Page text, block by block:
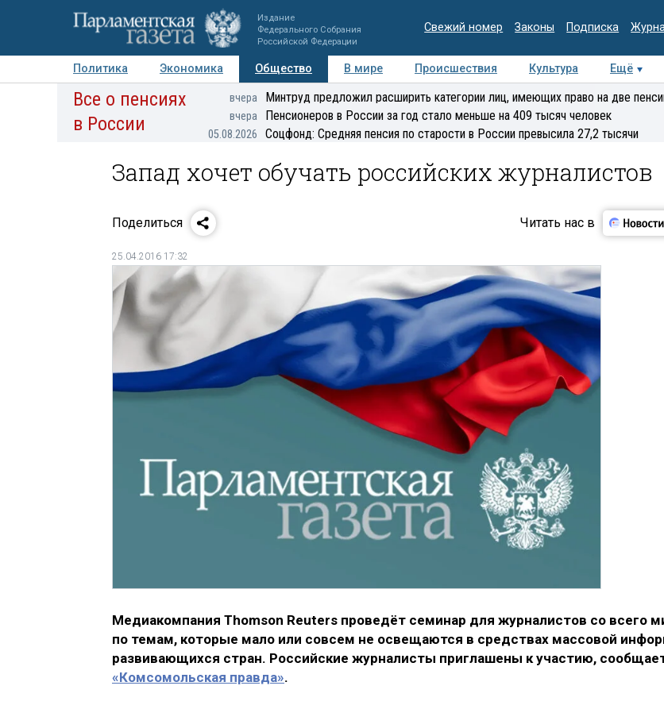
Издание
Федерального Собрания
Российской Федерации
Свежий номер Законы Подписка
Политика Экономика Общество В мире Происшествия Культура Ещё
Авторы Персоны Мнения Регионы Медиацентр Интервью Колумнисты
Все о пенсиях
в России
вчера Минтруд предложил расширить категории лиц, имеющих право на две
вчера Пенсионеров в России за год стало меньше на 409 тысяч человек
05.08.2026 Соцфонд: Средняя пенсия по старости в России превысила 27,2 тысячи
Запад хочет обучать российских журналистов
Поделиться Читать нас в
25.04.2016 17:32
Медиакомпания Thomson Reuters проведёт семинар для журналистов со всего
по темам, которые мало или совсем не освещаются в средствах массовой
развивающихся стран. Российские журналисты приглашены к участию,
«Комсомольская правда».